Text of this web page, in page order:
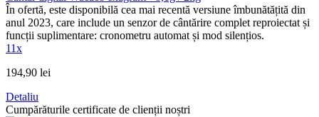
În ofertă, este disponibilă cea mai recentă versiune îmbunătățită din
anul 2023, care include un senzor de cântărire complet reproiectat și
funcții suplimentare: cronometru automat și mod silențios.
11x
194,90 lei
Detaliu
Cumpărăturile certificate de clienții noștri